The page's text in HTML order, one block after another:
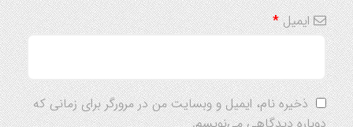
ایمیل*
ذخیره نام، ایمیل و وبسایت من در مرورگر برای زمانی که